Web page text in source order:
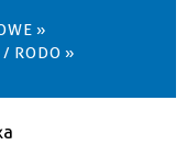
»
/ RODO »